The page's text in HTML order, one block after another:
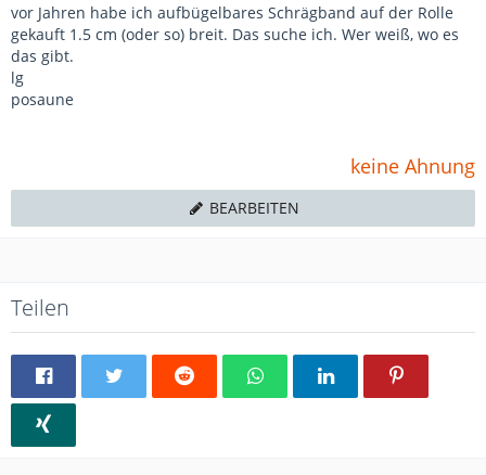
vor Jahren habe ich aufbügelbares Schrägband auf der Rolle
gekauft 1.5 cm (oder so) breit. Das suche ich. Wer weiß, wo es
das gibt.
lg
posaune
keine Ahnung
BEARBEITEN
Teilen